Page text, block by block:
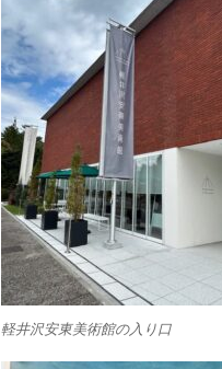
軽井沢安東美術館の入り口